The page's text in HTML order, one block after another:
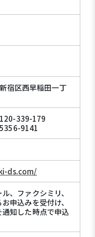
宿区西早稲田一丁
339-179
9141
ds.com/
、ファクシミリ、
申込みを受付け、
知した時点で申込